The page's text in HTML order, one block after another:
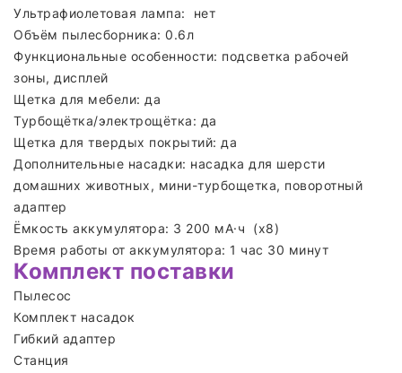
Ультрафиолетовая лампа: нет
Объём пылесборника: 0.6л
Функциональные особенности: подсветка рабочей
зоны, дисплей
Щетка для мебели: да
Турбощётка/электрощётка: да
Щетка для твердых покрытий: да
Дополнительные насадки: насадка для шерсти
домашних животных, мини-турбощетка, поворотный
адаптер
Ёмкость аккумулятора: 3 200 мА·ч (х8)
Время работы от аккумулятора: 1 час 30 минут
Комплект поставки
Пылесос
Комплект насадок
Гибкий адаптер
Станция